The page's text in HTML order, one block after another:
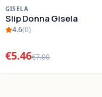
-22%
SALDI
GISELA
Slip Donna Gisela
4.6(0)
€5.46€7.00